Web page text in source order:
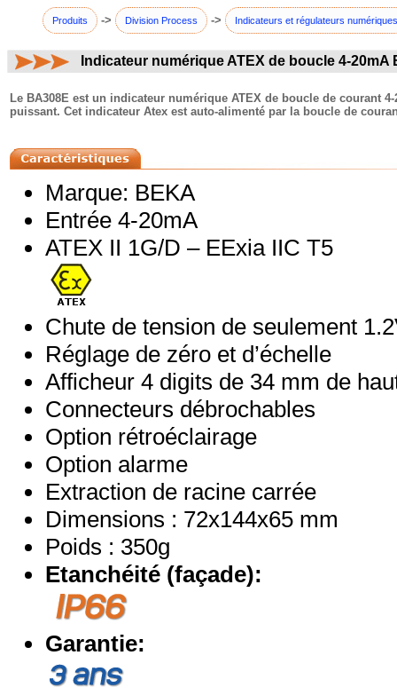
Produits -> Division Process -> Indicateurs et régulateurs numériques
Indicateur numérique ATEX de boucle 4-20mA
Le BA308E est un indicateur numérique ATEX de boucle de courant
puissant. Cet indicateur Atex est auto-alimenté par la boucle de
Marque: BEKA
Entrée 4-20mA
ATEX II 1G/D – EExia IIC T5
Chute de tension de seulement
Réglage de zéro et d’échelle
Afficheur 4 digits de 34 mm de
Connecteurs débrochables
Option rétroéclairage
Option alarme
Extraction de racine carrée
Dimensions : 72x144x65 mm
Poids : 350g
Etanchéité (façade):
Garantie: